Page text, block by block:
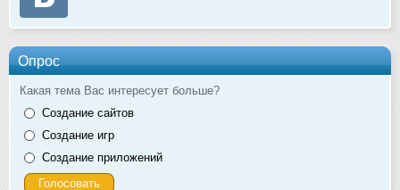
Опрос
Какая тема Вас интересует больше?
Создание сайтов
Создание игр
Создание приложений